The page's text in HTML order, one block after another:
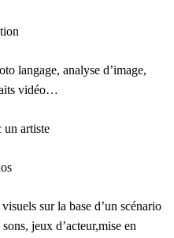
langage, analyse d’image,
vidéo…
un artiste
sur la base d’un scénario
jeux d’acteur,mise en